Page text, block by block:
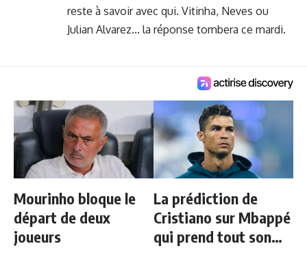
reste à savoir avec qui. Vitinha, Neves ou
Julian Alvarez... la réponse tombera ce mardi.
Mourinho bloque le
départ de deux
joueurs
La prédiction de
Cristiano sur Mbappé
qui prend tout son